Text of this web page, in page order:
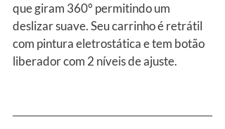
que giram 360° permitindo um
deslizar suave. Seu carrinho é retrátil
com pintura eletrostática e tem botão
liberador com 2 níveis de ajuste.